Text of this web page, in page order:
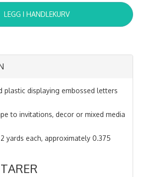
LEGG I HANDLEKURV
plastic displaying embossed letters
to invitations, decor or mixed media
yards each, approximately 0.375